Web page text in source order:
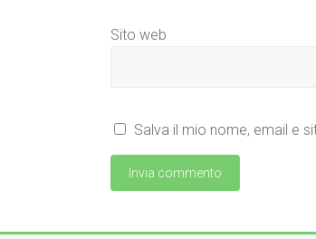
Sito web
Salva il mio nome, email e